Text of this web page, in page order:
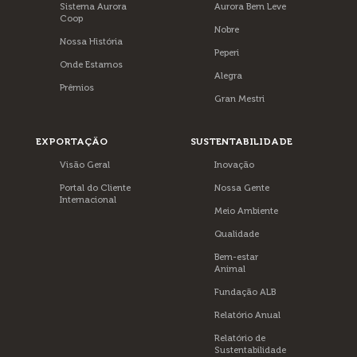
Sistema Aurora
Coop
Nossa História
Onde Estamos
Prêmios
Aurora Bem Leve
Nobre
Peperi
Alegra
Gran Mestri
EXPORTAÇÃO
Visão Geral
Portal do Cliente
Internacional
SUSTENTABILIDADE
Inovação
Nossa Gente
Meio Ambiente
Qualidade
Bem-estar
Animal
Fundação ALB
Relatório Anual
Relatório de
Sustentabilidade